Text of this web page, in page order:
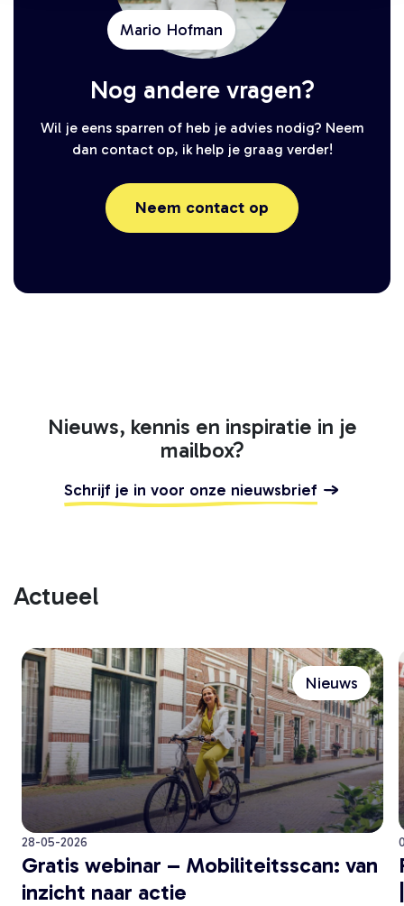
Mario Hofman
Nog andere vragen?
Wil je eens sparren of heb je advies nodig? Neem
dan contact op, ik help je graag verder!
Neem contact op
Nieuws, kennis en inspiratie in je
mailbox?
Schrijf je in voor onze nieuwsbrief
Actueel
Nieuws
28-05-2026
Gratis webinar – Mobiliteitsscan: van
inzicht naar actie